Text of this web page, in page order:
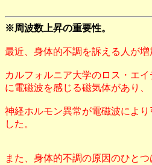
※周波数上昇の重要性。
最近、身体的不調を訴える人が増
カルフォルニア大学のロス・エ
に電磁波を感じる磁気体があり、
神経ホルモン異常が電磁波によ
した。
また、身体的不調の原因のひと